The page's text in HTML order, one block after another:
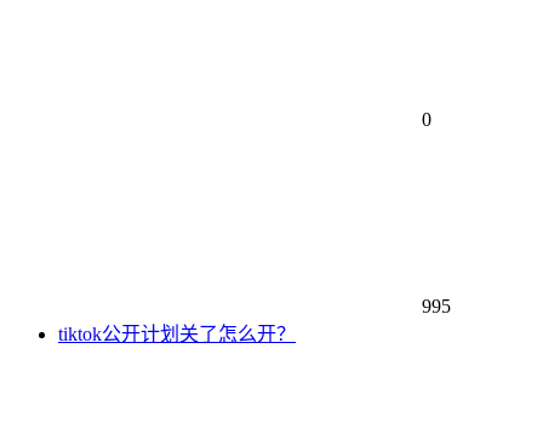
0
995
tiktok公开计划关了怎么开？